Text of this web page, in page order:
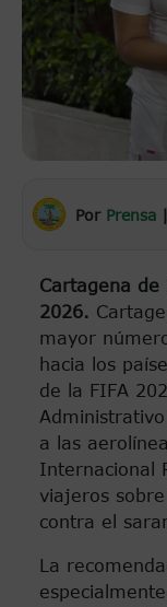
Por Prensa |
Cartagena
2026.
mayor
hacia los
de la FIFA
a las
Internacional
viajeros
contra el
La